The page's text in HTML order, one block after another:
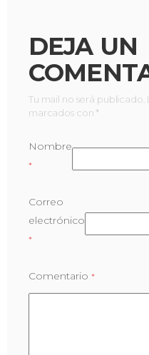
DEJA UN
Tu mail no será
marcados con *
Nombre
*
Correo
electrónico
*
Comentario *